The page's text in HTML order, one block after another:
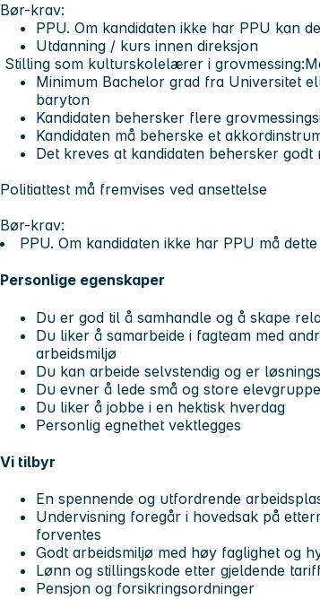
Bør-krav:
PPU. Om kandidaten ikke har PPU kan
Utdanning / kurs innen direksjon
Stilling som kulturskolelærer i grovmessing:
Minimum Bachelor grad fra Universitet
baryton
Kandidaten behersker flere
Kandidaten må beherske et
Det kreves at kandidaten behersker
Politiattest må fremvises ved ansettelse
Bør-krav:
PPU. Om kandidaten ikke har PPU må
Personlige egenskaper
Du er god til å samhandle og å skape
Du liker å samarbeide i fagteam med
arbeidsmiljø
Du kan arbeide selvstendig og er
Du evner å lede små og store
Du liker å jobbe i en hektisk hverdag
Personlig egnethet vektlegges
Vi tilbyr
En spennende og utfordrende
Undervisning foregår i hovedsak på
forventes
Godt arbeidsmiljø med høy faglighet og
Lønn og stillingskode etter gjeldende
Pensjon og forsikringsordninger